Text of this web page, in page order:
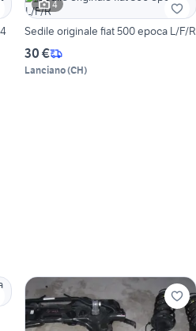
4
Sedile originale fiat 500 epoca L/F/R
30 €
Lanciano(CH)